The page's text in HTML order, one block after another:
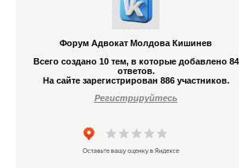
Форум Адвокат Молдова Кишинев
Всего создано 10 тем, в которые добавлено 84
ответов.
На сайте зарегистрирован 886 участников.
Регистрируйтесь